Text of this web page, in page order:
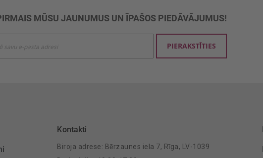
MŪSU JAUNUMUS UN ĪPAŠOS PIEDĀVĀJUMUS!
PIERAKSTĪTIES
Kontakti
Biroja adrese: Bērzaunes iela 7, Rīga, LV-1039